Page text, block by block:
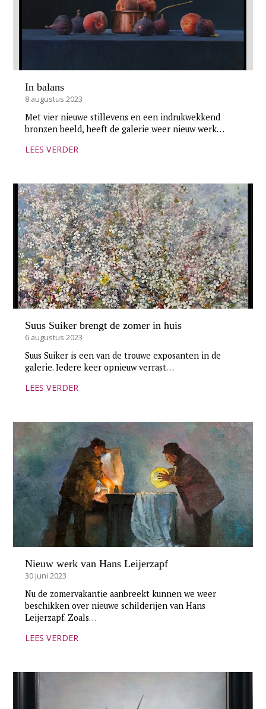
In balans
8 augustus 2023
Met vier nieuwe stillevens en een indrukwekkend
bronzen beeld, heeft de galerie weer nieuw werk…
LEES VERDER
Suus Suiker brengt de zomer in huis
6 augustus 2023
Suus Suiker is een van de trouwe exposanten in de
galerie. Iedere keer opnieuw verrast…
LEES VERDER
Nieuw werk van Hans Leijerzapf
30 juni 2023
Nu de zomervakantie aanbreekt kunnen we weer
beschikken over nieuwe schilderijen van Hans
Leijerzapf. Zoals…
LEES VERDER